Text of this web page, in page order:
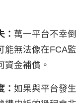
： 萬一平台不幸
能無法像在FCA
資金補償。
： 如果與平台發